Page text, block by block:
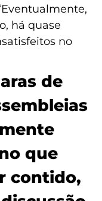
há quase
no
de
que
contido,